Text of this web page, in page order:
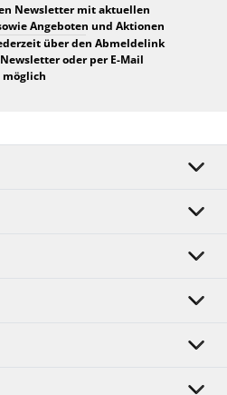
Newsletter mit aktuellen
Angeboten und Aktionen
über den Abmeldelink
oder per E-Mail
möglich